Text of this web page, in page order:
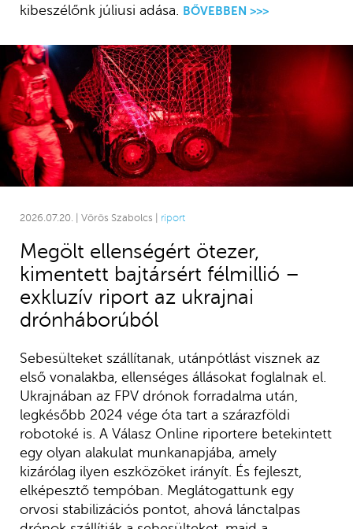
kibeszélőnk júliusi adása.
BŐVEBBEN >>>
2026.07.20. | Vörös Szabolcs | riport
Megölt ellenségért ötezer,
kimentett bajtársért félmillió –
exkluzív riport az ukrajnai
drónháborúból
Sebesülteket szállítanak, utánpótlást visznek az
első vonalakba, ellenséges állásokat foglalnak el.
Ukrajnában az FPV drónok forradalma után,
legkésőbb 2024 vége óta tart a szárazföldi
robotoké is. A Válasz Online riportere betekintett
egy olyan alakulat munkanapjába, amely
kizárólag ilyen eszközöket irányít. És fejleszt,
elképesztő tempóban. Meglátogattunk egy
orvosi stabilizációs pontot, ahová lánctalpas